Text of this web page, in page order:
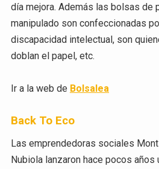
día mejora. Además las bolsas de
manipulado son confeccionadas
discapacidad intelectual, son
doblan el papel, etc.
Ir a la web de Bolsalea
Back To Eco
Las emprendedoras sociales
Nubiola lanzaron hace pocos años